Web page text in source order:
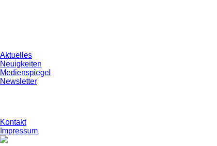
Aktuelles
Neuigkeiten
Medienspiegel
Newsletter
Kontakt
Impressum